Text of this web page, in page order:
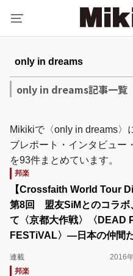
only in dreams記事一覧
Mikikiで〈only in dreams〉
ブレポート・インタビュー
を93件まとめています。
邦楽
【Crossfaith World Tour
第8回 盟友SiMとのコラボ
て〈京都大作戦〉〈DEAD
FESTiVAL〉―日本の仲間
連載
2016
邦楽